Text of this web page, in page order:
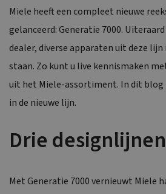
Miele heeft een compleet nieuwe
gelanceerd: Generatie 7000.
dealer, diverse apparaten uit deze
staan. Zo kunt u live kennismaken
uit het Miele-assortiment. In dit blog
in de nieuwe lijn.
Drie designlijnen
Met Generatie 7000 vernieuwt Miele